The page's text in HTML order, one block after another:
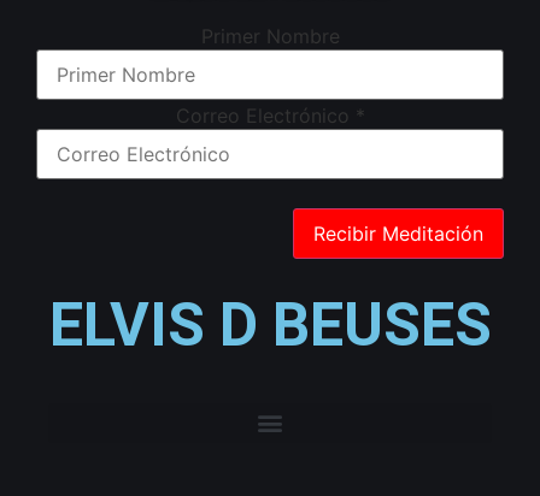
Primer Nombre
Correo Electrónico *
ELVIS D BEUSES